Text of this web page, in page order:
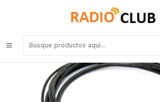
Motorola PMKN4128 Cable de programación con
EP450 DEP250 DEP450 Precio con iva incluido